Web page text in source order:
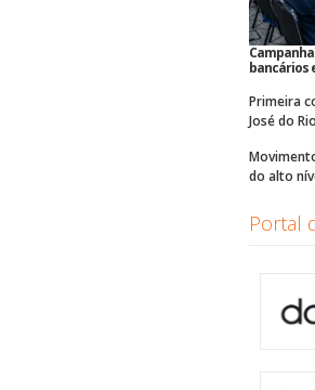
bancários
Primeira
José do
do alto
Portal